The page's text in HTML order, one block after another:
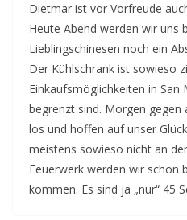
Dietmar ist vor Vorfreude
Heute Abend werden wir uns
Lieblingschinesen noch ein
Der Kühlschrank ist sowieso
Einkaufsmöglichkeiten in
begrenzt sind. Morgen gegen
los und hoffen auf unser
meistens sowieso nicht an
Feuerwerk werden wir schon
kommen. Es sind ja „nur“ 45